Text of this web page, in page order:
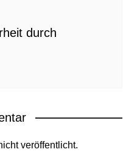
durch
veröffentlicht.